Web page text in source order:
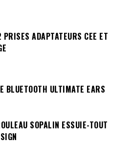
PRISES ADAPTATEURS CEE ET
BLUETOOTH ULTIMATE EARS
SOPALIN ESSUIE-TOUT